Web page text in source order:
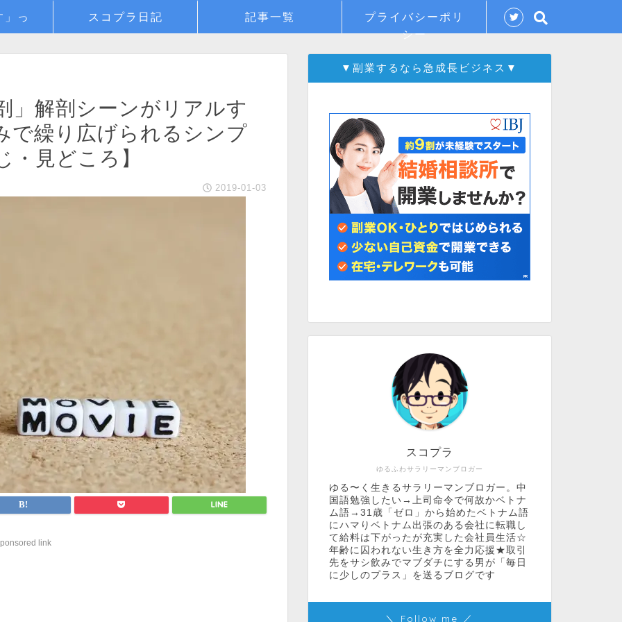
」っ スコプラ日記 記事一覧
プライバシーポリ
シー
」解剖シーンがリアルす
で繰り広げられるシンプ
・見どころ】
2019-01-03
link
▼副業するなら急成長ビジネス▼
ゆるふわサラリーマンブロガー
スコプラ
ゆる〜く生きるサラリーマンブロガー。中
国語勉強したい→上司命令で何故かベトナ
ム語→31歳「ゼロ」から始めたベトナム語
にハマりベトナム出張のある会社に転職し
て給料は下がったが充実した会社員生活☆
年齢に囚われない生き方を全力応援★取引
先をサシ飲みでマブダチにする男が「毎日
に少しのプラス」を送るブログです
＼ Follow me ／